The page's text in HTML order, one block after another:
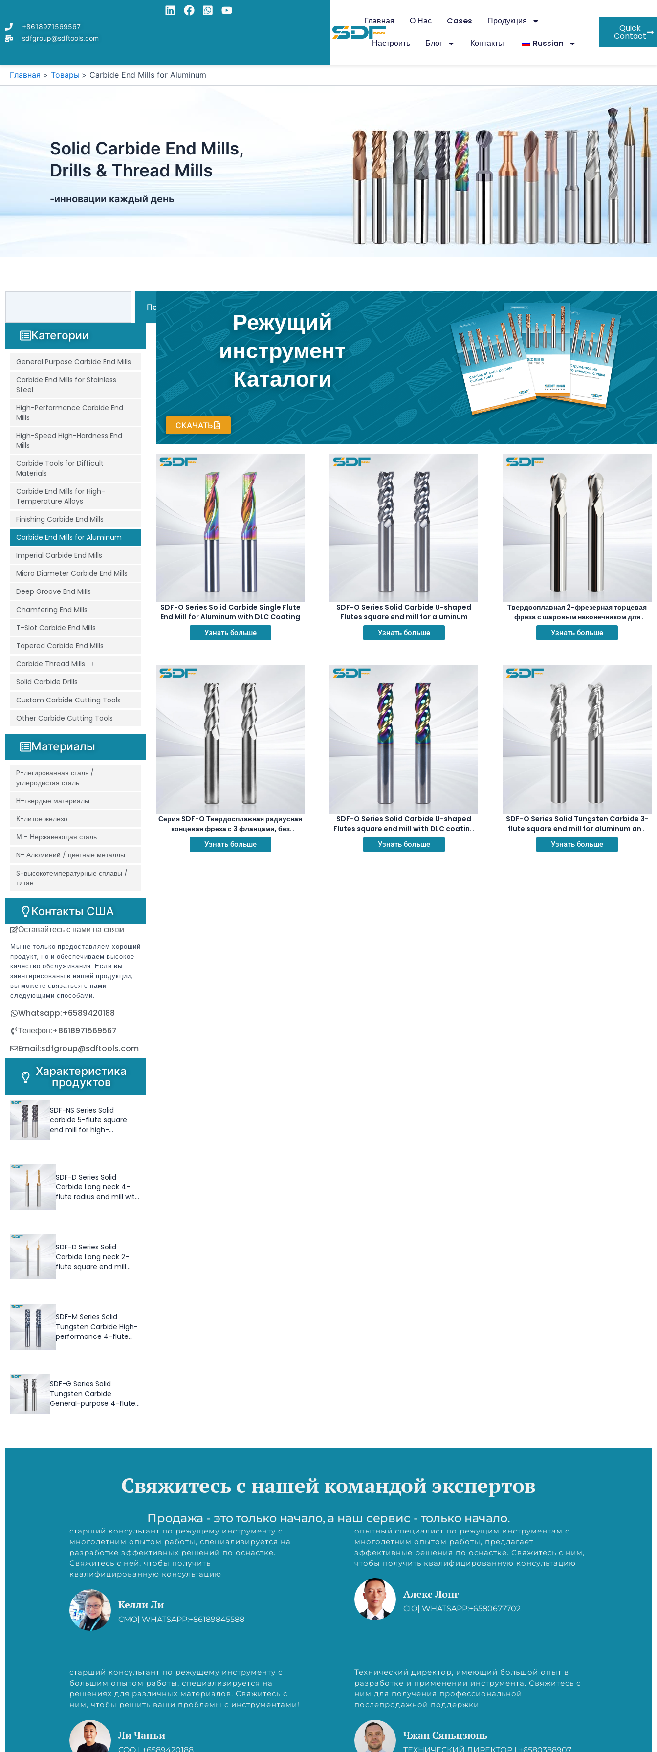
содержимому
+8618971569567
sdfgroup@sdftools.com
Главная О Нас Cases
Продукция
Настроить
Блог Контакты Russian
Quick
Contact
Главная Товары Carbide End Mills for Aluminum
Solid Carbide End Mills,
Drills & Thread Mills
-инновации каждый день
Поиск
Категории
General Purpose Carbide End Mills
Carbide End Mills for Stainless
Steel
High-Performance Carbide End
Mills
High-Speed High-Hardness End
Mills
Carbide Tools for Difficult
Materials
Carbide End Mills for High-
Temperature Alloys
Finishing Carbide End Mills
Carbide End Mills for Aluminum
Imperial Carbide End Mills
Micro Diameter Carbide End Mills
Deep Groove End Mills
Chamfering End Mills
T-Slot Carbide End Mills
Tapered Carbide End Mills
Carbide Thread Mills
Solid Carbide Drills
Custom Carbide Cutting Tools
Other Carbide Cutting Tools
Материалы
P-легированная сталь /
углеродистая сталь
H-твердые материалы
К-литое железо
М - Нержавеющая сталь
N- Алюминий / цветные металлы
S-высокотемпературные сплавы /
титан
Контакты США
Оставайтесь с нами на связи
Мы не только предоставляем хороший
продукт, но и обеспечиваем высокое
качество обслуживания. Если вы
заинтересованы в нашей продукции,
вы можете связаться с нами
следующими способами.
Whatsapp:+6589420188
Телефон:+8618971569567
Email:sdfgroup@sdftools.com
Характеристика
продуктов
SDF-NS Series Solid
carbide 5-flute square
end mill for high-
temperature alloys and
SDF-D Series Solid
Carbide Long neck 4-
flute radius end mill with
SDF-D Series Solid
Carbide Long neck 2-
flute square end mill
SDF-M Series Solid
Tungsten Carbide High-
performance 4-flute
SDF-G Series Solid
Tungsten Carbide
General-purpose 4-flute
ALCRONA Coating
Режущий
инструмент
Каталоги
СКАЧАТЬ
SDF-O Series Solid Carbide Single Flute
End Mill for Aluminum with DLC Coating
Узнать больше
SDF-O Series Solid Carbide U-shaped
Flutes square end mill for aluminum
Узнать больше
Твердосплавная 2-фрезерная торцевая
фреза с шаровым наконечником для
алюминия и меди серии SDF-O
Узнать больше
Серия SDF-O Твердосплавная радиусная
концевая фреза с 3 фланцами, без
покрытия для меди и алюминия
Узнать больше
SDF-O Series Solid Carbide U-shaped
Flutes square end mill with DLC coating
for aluminum Copper Alloys
Узнать больше
SDF-O Series Solid Tungsten Carbide 3-
flute square end mill for aluminum and
Copper Alloys
Узнать больше
Свяжитесь с нашей командой экспертов
Продажа - это только начало, а наш сервис - только начало.
старший консультант по режущему инструменту с
многолетним опытом работы, специализируется на
разработке эффективных решений по оснастке.
Свяжитесь с ней, чтобы получить
квалифицированную консультацию
Келли Ли
CMO| WHATSAPP:+86189845588
опытный специалист по режущим инструментам с
многолетним опытом работы, предлагает
эффективные решения по оснастке. Свяжитесь с ним,
чтобы получить квалифицированную консультацию
Алекс Лонг
CIO| WHATSAPP:+6580677702
старший консультант по режущему инструменту с
большим опытом работы, специализируется на
решениях для различных материалов. Свяжитесь с
ним, чтобы решить ваши проблемы с инструментами!
Ли Чанъи
COO | +6589420188
Технический директор, имеющий большой опыт в
разработке и применении инструмента. Свяжитесь с
ним для получения профессиональной
послепродажной поддержки
Чжан Сяньцзюнь
ТЕХНИЧЕСКИЙ ДИРЕКТОР | +6580388907